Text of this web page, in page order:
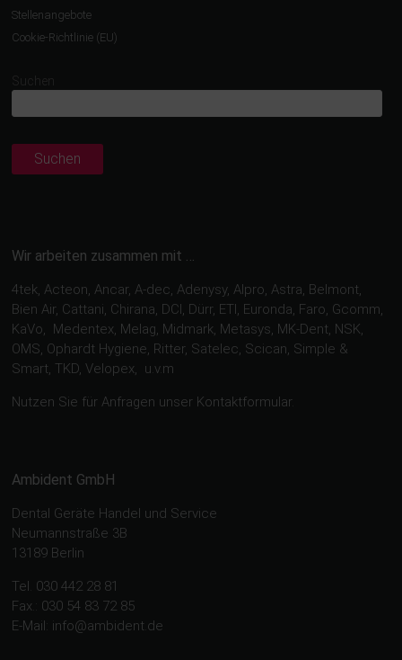
Stellenangebote
Cookie-Richtlinie (EU)
Suchen
Wir arbeiten zusammen mit …
4tek, Acteon, Ancar, A-dec, Adenysy, Alpro, Astra, Belmont,
Bien Air, Cattani, Chirana, DCI, Dürr, ETI, Euronda, Faro, Gcomm,
KaVo, Medentex, Melag, Midmark, Metasys, MK-Dent, NSK,
OMS, Ophardt Hygiene, Ritter, Satelec, Scican, Simple &
Smart, TKD, Velopex, u.v.m
Nutzen Sie für Anfragen unser Kontaktformular.
Ambident GmbH
Dental Geräte Handel und Service
Neumannstraße 3B
13189 Berlin
Tel. 030 442 28 81
Fax.: 030 54 83 72 85
E-Mail: info@ambident.de